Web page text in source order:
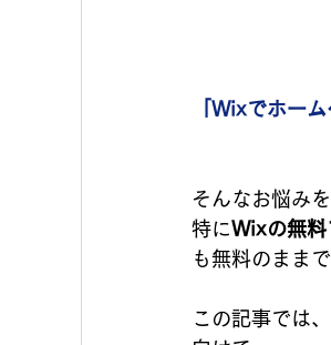
「Wixでホー
そんなお悩み
特にWixの無料
も無料のまま
この記事では